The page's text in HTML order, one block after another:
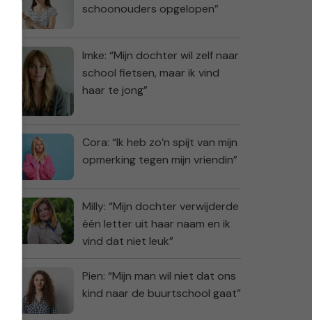
schoonouders opgelopen”
Imke: “Mijn dochter wil zelf naar
school fietsen, maar ik vind
haar te jong”
Cora: “Ik heb zo’n spijt van mijn
opmerking tegen mijn vriendin”
Milly: “Mijn dochter verwijderde
één letter uit haar naam en ik
vind dat niet leuk”
Pien: “Mijn man wil niet dat ons
kind naar de buurtschool gaat”